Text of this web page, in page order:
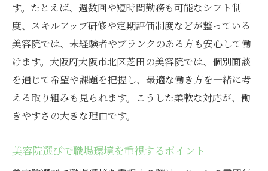
す。たとえば、週数回や短時間勤務も可能なシフト制
度、スキルアップ研修や定期評価制度などが整っている
美容院では、未経験者やブランクのある方も安心して働
けます。大阪府大阪市北区芝田の美容院では、個別面談
を通じて希望や課題を把握し、最適な働き方を一緒に考
える取り組みも見られます。こうした柔軟な対応が、働
きやすさの大きな理由です。
美容院選びで職場環境を重視するポイント